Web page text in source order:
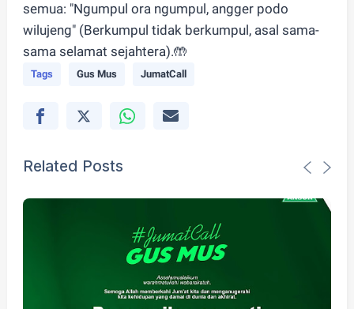
semua: "Ngumpul ora ngumpul, angger podo
wilujeng" (Berkumpul tidak berkumpul, asal sama-
sama selamat sejahtera).🤲
Tags Gus Mus JumatCall
Related Posts